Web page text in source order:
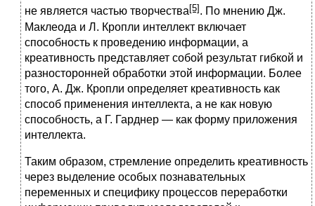
не является частью творчества[5]. По мнению Дж.
Маклеода и Л. Кропли интеллект включает
способность к проведению информации, а
креативность представляет собой результат гибкой и
разносторонней обработки этой информации. Более
того, А. Дж. Кропли определяет креативность как
способ применения интеллекта, а не как новую
способность, а Г. Гарднер — как форму приложения
интеллекта.
Таким образом, стремление определить креативность
через выделение особых познавательных
переменных и специфику процессов переработки